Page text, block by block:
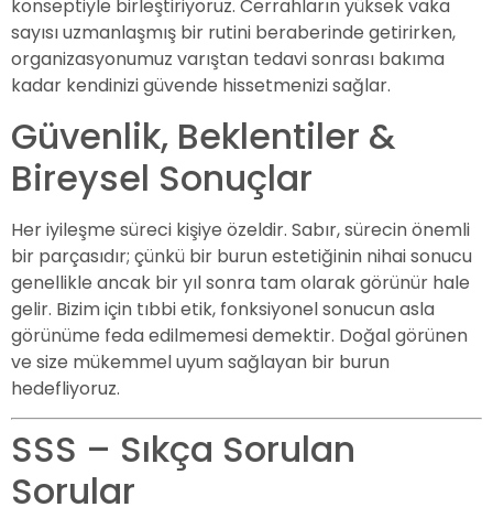
konseptiyle birleştiriyoruz. Cerrahların yüksek vaka
sayısı uzmanlaşmış bir rutini beraberinde getirirken,
organizasyonumuz varıştan tedavi sonrası bakıma
kadar kendinizi güvende hissetmenizi sağlar.
Güvenlik, Beklentiler &
Bireysel Sonuçlar
Her iyileşme süreci kişiye özeldir. Sabır, sürecin önemli
bir parçasıdır; çünkü bir burun estetiğinin nihai sonucu
genellikle ancak bir yıl sonra tam olarak görünür hale
gelir. Bizim için tıbbi etik, fonksiyonel sonucun asla
görünüme feda edilmemesi demektir. Doğal görünen
ve size mükemmel uyum sağlayan bir burun
hedefliyoruz.
SSS – Sıkça Sorulan
Sorular